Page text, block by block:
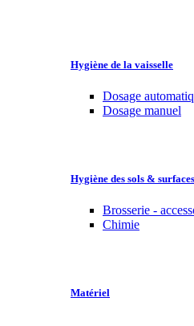
Hygiène de la vaisselle
Dosage
Dosage manuel
Hygiène des sols & surfaces
Brosserie -
Chimie
Matériel